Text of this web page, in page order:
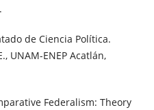
de Ciencia Política.
UNAM-ENEP Acatlán,
Federalism: Theory